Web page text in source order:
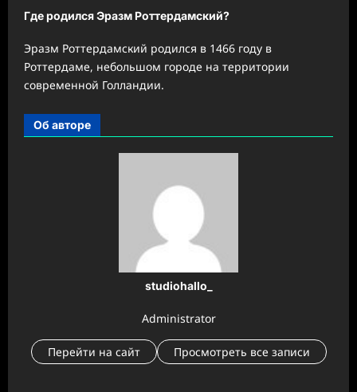
Где родился Эразм Роттердамский?
Эразм Роттердамский родился в 1466 году в
Роттердаме, небольшом городе на территории
современной Голландии.
Об авторе
studiohallo_
Administrator
Перейти на сайт Просмотреть все записи